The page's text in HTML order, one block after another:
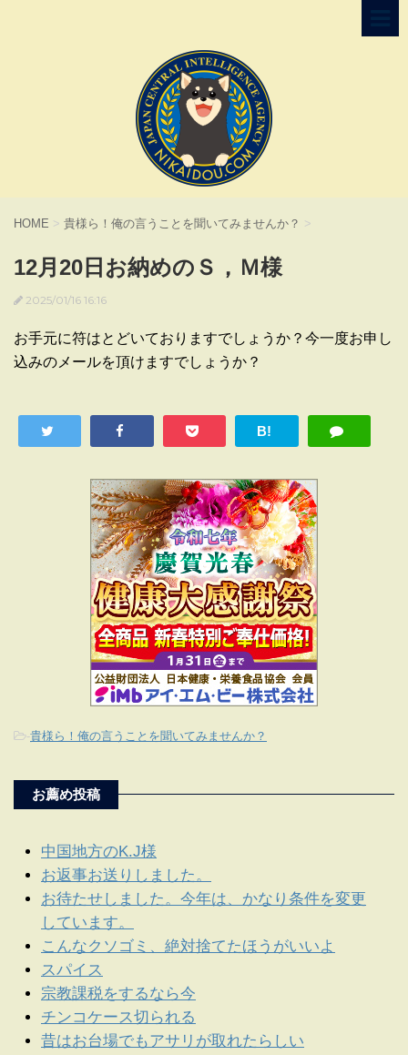
HOME > 貴様ら！俺の言うことを聞いてみませんか？ >
12月20日お納めのＳ，Ｍ様
2025/01/16 16:16
お手元に符はとどいておりますでしょうか？今一度お申し
込みのメールを頂けますでしょうか？
B!
-貴様ら！俺の言うことを聞いてみませんか？
お薦め投稿
中国地方のK.J様
お返事お送りしました。
お待たせしました。今年は、かなり条件を変更
しています。
こんなクソゴミ、絶対捨てたほうがいいよ
スパイス
宗教課税をするなら今
チンコケース切られる
昔はお台場でもアサリが取れたらしい